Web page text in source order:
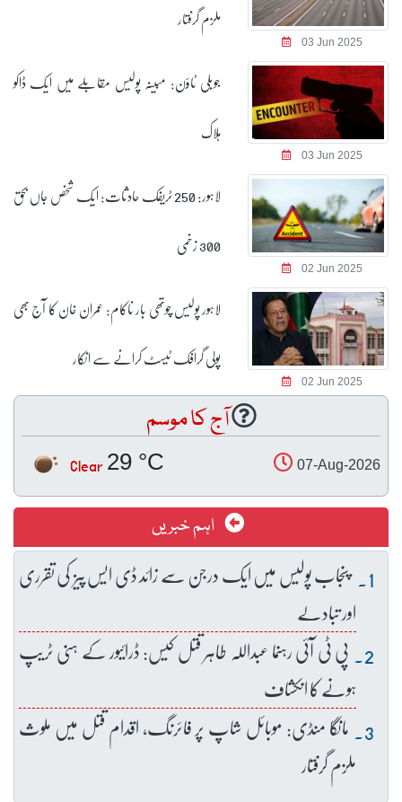
03 Jun 2025
ملزم گرفتار
03 Jun 2025
جوبلی ٹاؤن: مبینہ پولیس مقابلے میں ایک ڈاکو
ہلاک
02 Jun 2025
لاہور: 250 ٹریفک حادثات: ایک شخص جاں بحق
300 زخمی
02 Jun 2025
لاہور پولیس چوتھی بار ناکام: عمران خان کا آج بھی
پولی گرافک ٹیسٹ کرانے سے انکار
آج کا موسم
07-Aug-2026
29 °C
Clear
اہم خبریں
پنجاب پولیس میں ایک درجن سے زائد ڈی ایس پیز کی تقرری
اور تبادلے
پی ٹی آئی رہنما عبداللہ طاہر قتل کیس: ڈرائیور کے ہنی ٹریپ
ہونے کا انکشاف
مانگا منڈی: موبائل شاپ پر فائرنگ، اقدام قتل میں ملوث
ملزم گرفتار